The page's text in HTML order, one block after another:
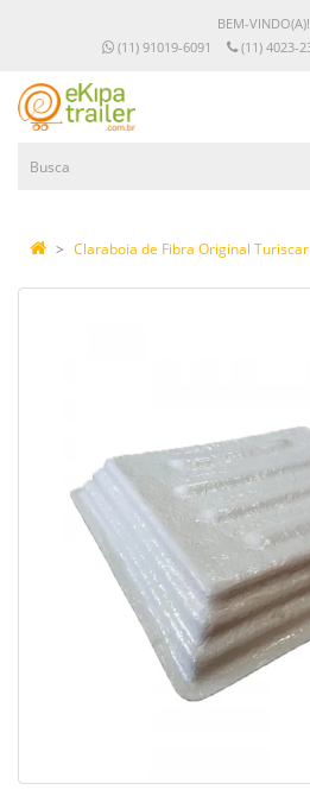
BEM-VINDO(A)!
(11) 91019-6091
(11) 4023-
Claraboia de Fibra Original